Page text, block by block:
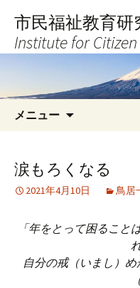
へ
キ
市民福祉教育研
Institute for
メニュー
涙もろくなる
2021年4月10日 鳥居
「年をとって困ること
自分の戒（いまし）め